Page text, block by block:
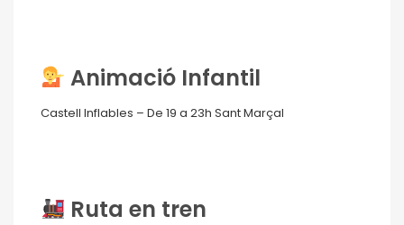
Animació Infantil
Castell Inflables – De 19 a 23h Sant Marçal
Ruta en tren